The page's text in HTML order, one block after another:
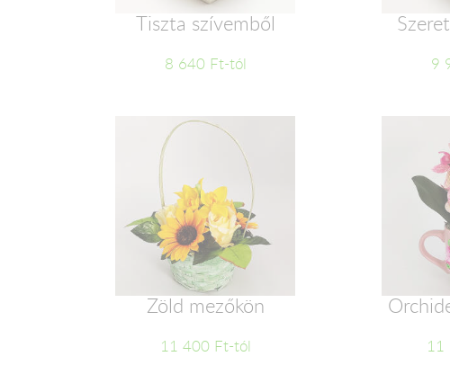
Tiszta szívemből
8 640 Ft-tól 9
Zöld mezőkön
11 400 Ft-tól 11